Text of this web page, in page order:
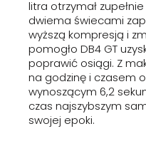
litra otrzymał
dwiema świecami
wyższą kompresją i
pomogło DB4 GT
poprawić osiągi. Z
na godzinę i czasem
wynoszącym 6,2
czas najszybszym
swojej epoki.